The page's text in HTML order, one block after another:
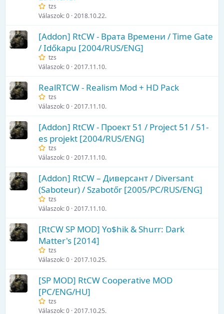
tzs
Válaszok 0 2018.10.22.
[Addon] RtCW - Врата Времени / Time Gate
/ Időkapu [2004/RUS/ENG]
tzs
Válaszok 0 2017.11.10.
RealRTCW - Realism Mod + HD Pack
tzs
Válaszok 0 2017.11.10.
[Addon] RtCW - Проект 51 / Project 51 / 51-
es projekt [2004/RUS/ENG]
tzs
Válaszok 0 2017.11.10.
[Addon] RtCW – Диверсант / Diversant
(Saboteur) / Szabotőr [2005/PC/RUS/ENG]
tzs
Válaszok 0 2017.11.10.
[RtCW SP MOD] Yo$hik & Shurr: Dark
Matter's [2014]
tzs
Válaszok 0 2017.10.25.
[SP MOD] RtCW Cooperative MOD
[PC/ENG/HU]
tzs
Válaszok 0 2017.10.25.